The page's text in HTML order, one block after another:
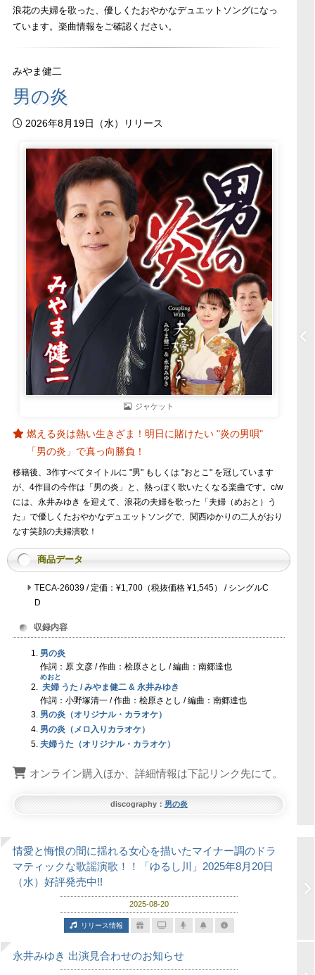
浪花の夫婦を歌った、優しくたおやかなデュエットソングになっ
ています。楽曲情報をご確認ください。
みやま健二
男の炎
2026年8月19日（水）リリース
ジャケット
燃える炎は熱い生きざま！明日に賭けたい "炎の男唄"
「男の炎」で真っ向勝負！
移籍後、3作すべてタイトルに "男" もしくは "おとこ" を冠しています
が、4作目の今作は「男の炎」と、熱っぽく歌いたくなる楽曲です。c/w
には、永井みゆき を迎えて、浪花の夫婦を歌った「夫婦（めおと）う
た」で優しくたおやかなデュエットソングで、関西ゆかりの二人がおり
なす笑顔の夫婦演歌！
商品データ
TECA-26039 / 定価：¥1,700（税抜価格 ¥1,545） / シングルC
D
収録内容
男の炎
作詞：原 文彦 / 作曲：桧原さとし / 編曲：南郷達也
夫婦
めおと
うた / みやま健二 & 永井みゆき
作詞：小野塚清一 / 作曲：桧原さとし / 編曲：南郷達也
男の炎（オリジナル・カラオケ）
男の炎（メロ入りカラオケ）
夫婦うた（オリジナル・カラオケ）
オンライン購入ほか、詳細情報は下記リンク先にて。
discography： 男の炎
情愛と悔恨の間に揺れる女心を描いたマイナー調のドラ
マティックな歌謡演歌！！「ゆるし川」2025年8月20日
（水）好評発売中!!
2025-08-20
リリース情報
永井みゆき 出演見合わせのお知らせ